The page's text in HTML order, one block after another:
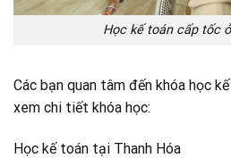
Học kế toán cấp tốc
Các bạn quan tâm đến khóa học
xem chi tiết khóa học:
Học kế toán tại Thanh Hóa